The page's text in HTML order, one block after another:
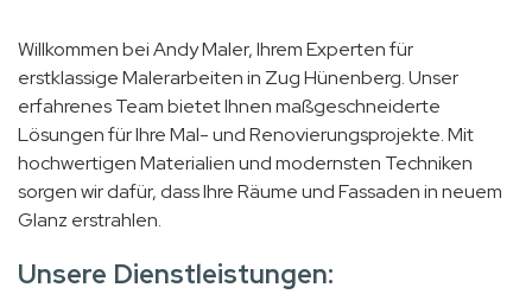
Willkommen bei Andy Maler, Ihrem Experten für
erstklassige Malerarbeiten in Zug Hünenberg. Unser
erfahrenes Team bietet Ihnen maßgeschneiderte
Lösungen für Ihre Mal- und Renovierungsprojekte. Mit
hochwertigen Materialien und modernsten Techniken
sorgen wir dafür, dass Ihre Räume und Fassaden in neuem
Glanz erstrahlen.
Unsere Dienstleistungen: